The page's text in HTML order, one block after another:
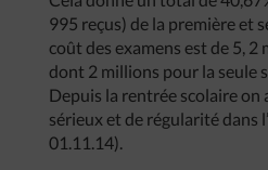
995 reçus) de la première et
coût des examens est de 5,
dont 2 millions pour la seule
Depuis la rentrée scolaire on
sérieux et de régularité dans
01.11.14).